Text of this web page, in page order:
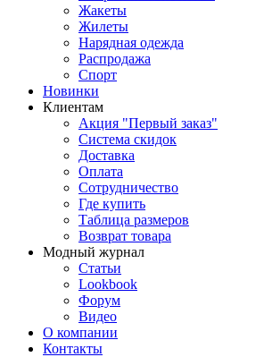
Жакеты
Жилеты
Нарядная одежда
Распродажа
Спорт
Новинки
Клиентам
Акция "Первый заказ"
Система скидок
Доставка
Оплата
Сотрудничество
Где купить
Таблица размеров
Возврат товара
Модный журнал
Статьи
Lookbook
Форум
Видео
О компании
Контакты